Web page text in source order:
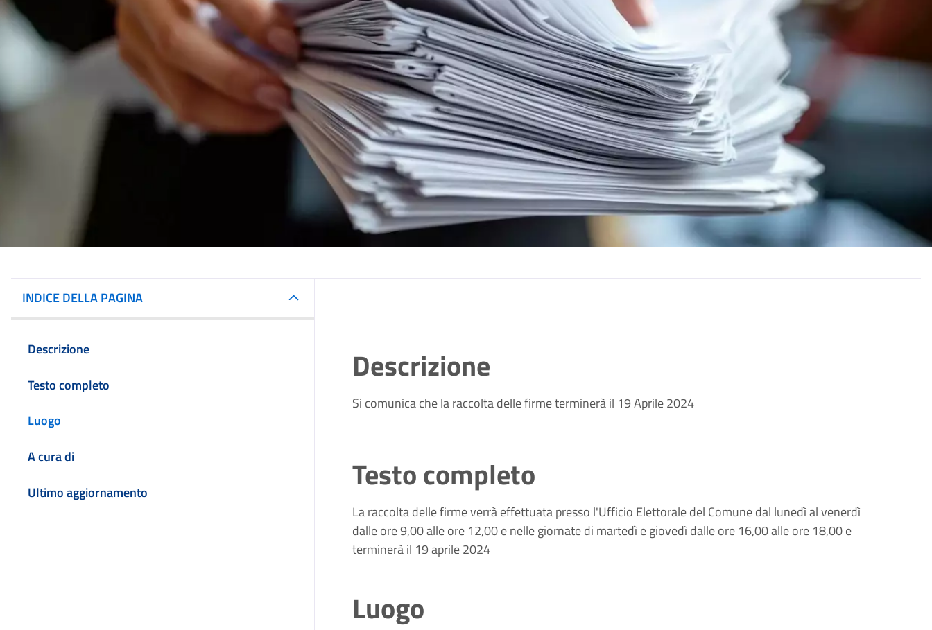
INDICE DELLA PAGINA
Descrizione
Testo completo
Luogo
A cura di
Ultimo aggiornamento
Descrizione
Si comunica che la raccolta delle firme terminerà il 19 Aprile 2024
Testo completo
La raccolta delle firme verrà effettuata presso l'Ufficio Elettorale del Comune dal lunedì al venerdì
dalle ore 9,00 alle ore 12,00 e nelle giornate di martedì e giovedì dalle ore 16,00 alle ore 18,00 e
terminerà il 19 aprile 2024
Luogo